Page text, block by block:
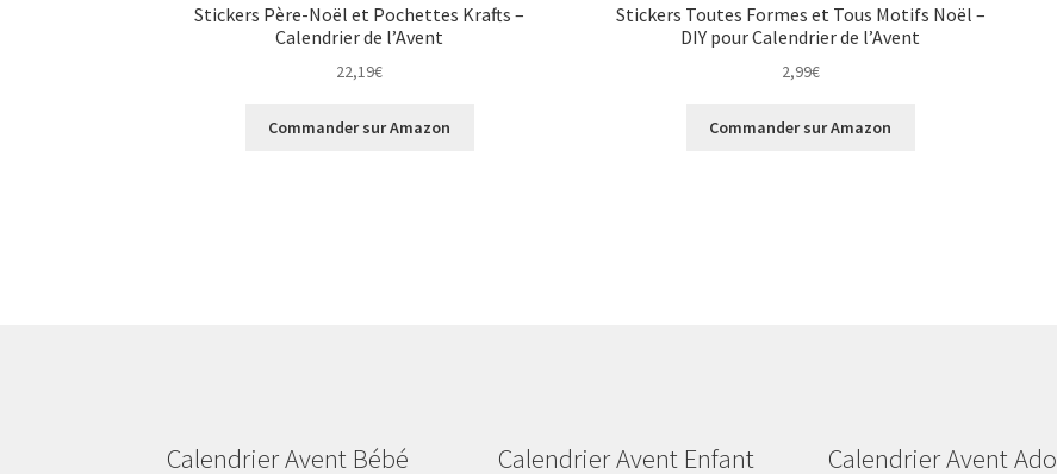
Stickers Père-Noël et Pochettes Krafts –
Calendrier de l’Avent
22,19€
Commander sur Amazon
Stickers Toutes Formes et Tous Motifs Noël –
DIY pour Calendrier de l’Avent
2,99€
Commander sur Amazon
Calendrier Avent Bébé Calendrier Avent Enfant Calendrier Avent Ado